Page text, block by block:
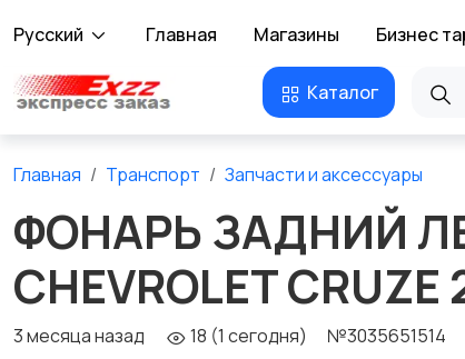
Русский Главная Магазины Бизнес
Каталог
Главная Транспорт Запчасти и аксессуары
ФОНАРЬ ЗАДНИЙ
CHEVROLET
3 месяца назад 18 (1 сегодня) №3035651514